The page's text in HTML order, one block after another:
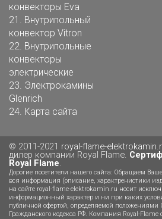
конвекторы Eva
21. Внутрипольный
конвектор Vitron
22. Внутрипольные
конвекторы
электрические
23. Электрокамины
Glenrich
24. Карта сайта
© 2011-2021 royal-flame-
дилер компании Royal Flame.
Royal Flame.
Дорогие посетители нашего сайта: Обращаем
вся информация (описание, характренистики
на сайте royal-flame-elektrokamin.ru носит
информационный характер и ни при каких
публичной офертой, определяемой положениями
Гражданского кодекса РФ. Компания Royal-Flame